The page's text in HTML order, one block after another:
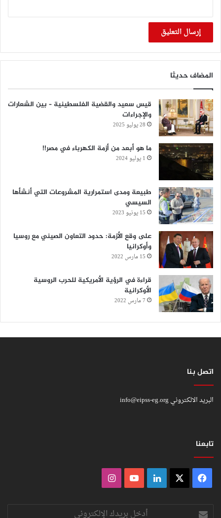
المضاف حديثا
قيس سعيد والقضية الفلسطينية – بين الشعارات
والإجراءات
28 يوليو 2025
‏ما هو أبعد من أزمة الكهرباء في مصر!!
1 يوليو 2024
طبيعة ومدى استمرارية المشروعات التي أنشأها
السيسي
15 يونيو 2023
على وقع الأزمة: حدود التعاون الصيني مع روسيا
وأوكرانيا
15 مارس 2022
قراءة في الرؤية الأمريكية للحرب الروسية
الأوكرانية
7 مارس 2022
اتصل بنا
البريد الالكترونيinfo@eipss-eg.org
تابعنا
فيسبوك لينكدإن‫YouTubeانستقرام
أدخل